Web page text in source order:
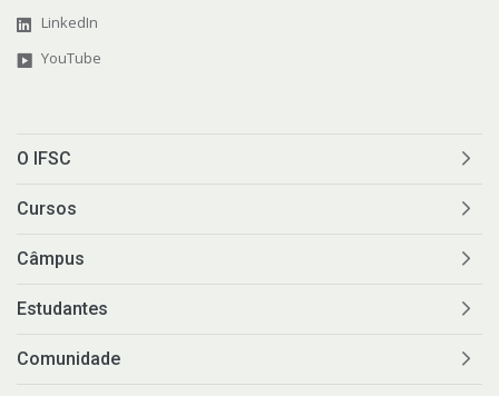
LinkedIn
YouTube
O IFSC
Cursos
Câmpus
Estudantes
Comunidade